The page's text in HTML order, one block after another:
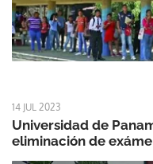
14 JUL 2023
Universidad de
eliminación de